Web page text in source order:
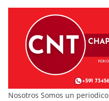
Nosotros Somos un